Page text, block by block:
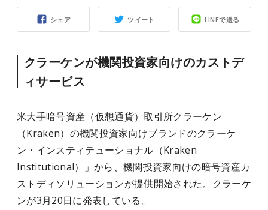
シェア ツイート LINEで送る
クラーケンが機関投資家向けのカストデ
ィサービス
米大手暗号資産（仮想通貨）取引所クラーケン
（Kraken）の機関投資家向けブランドのクラーケ
ン・インスティテューショナル（Kraken
Institutional）」から、機関投資家向けの暗号資産カ
ストディソリューションが提供開始された。クラーケ
ンが3月20日に発表している。